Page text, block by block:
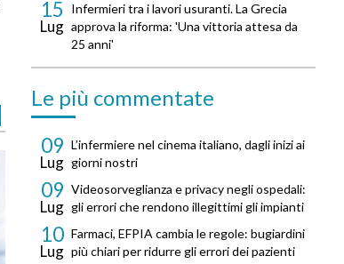
15
Lug
Infermieri tra i lavori usuranti. La Grecia
approva la riforma: 'Una vittoria attesa da
25 anni'
Le più commentate
09
Lug
L’infermiere nel cinema italiano, dagli inizi ai
giorni nostri
09
Lug
Videosorveglianza e privacy negli ospedali:
gli errori che rendono illegittimi gli impianti
10
Lug
Farmaci, EFPIA cambia le regole: bugiardini
più chiari per ridurre gli errori dei pazienti